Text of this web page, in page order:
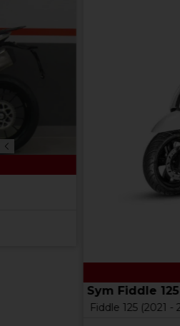
Sym Fiddle 125 Fiddle 125
Fiddle 125 (2021 - 25)